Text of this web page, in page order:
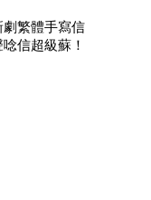
繁體手寫信
信超級蘇！